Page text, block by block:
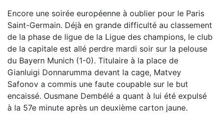
Encore une soirée européenne à oublier pour le Paris
Saint-Germain. Déjà en grande difficulté au classement
de la phase de ligue de la Ligue des champions, le club
de la capitale est allé perdre mardi soir sur la pelouse
du Bayern Munich (1-0). Titulaire à la place de
Gianluigi Donnarumma devant la cage, Matvey
Safonov a commis une faute coupable sur le but
encaissé. Ousmane Dembélé a quant à lui été expulsé
à la 57e minute après un deuxième carton jaune.